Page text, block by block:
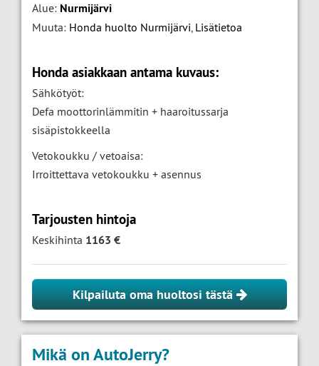
Alue: Nurmijärvi
Muuta: Honda huolto Nurmijärvi, Lisätietoa
Honda asiakkaan antama kuvaus:
Sähkötyöt:
Defa moottorinlämmitin + haaroitussarja
sisäpistokkeella
Vetokoukku / vetoaisa:
Irroittettava vetokoukku + asennus
Tarjousten hintoja
Keskihinta 1163 €
Kilpailuta oma huoltosi tästä
Mikä on AutoJerry?